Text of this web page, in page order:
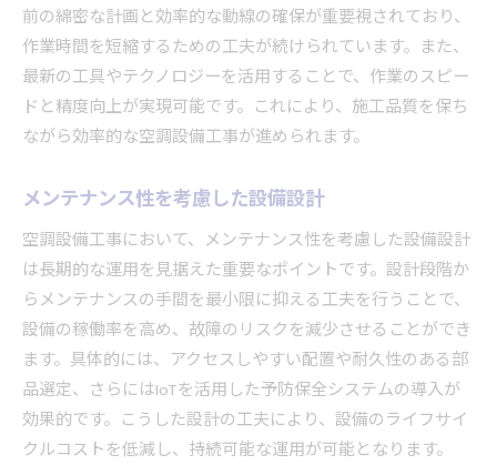
前の綿密な計画と効率的な動線の確保が重要視されており、
作業時間を短縮するための工夫が続けられています。また、
最新の工具やテクノロジーを活用することで、作業のスピー
ドと精度向上が実現可能です。これにより、施工品質を保ち
ながら効率的な空調設備工事が進められます。
メンテナンス性を考慮した設備設計
空調設備工事において、メンテナンス性を考慮した設備設計
は長期的な運用を見据えた重要なポイントです。設計段階か
らメンテナンスの手間を最小限に抑える工夫を行うことで、
設備の稼働率を高め、故障のリスクを減少させることができ
ます。具体的には、アクセスしやすい配置や耐久性のある部
品選定、さらにはIoTを活用した予防保全システムの導入が
効果的です。こうした設計の工夫により、設備のライフサイ
クルコストを低減し、持続可能な運用が可能となります。